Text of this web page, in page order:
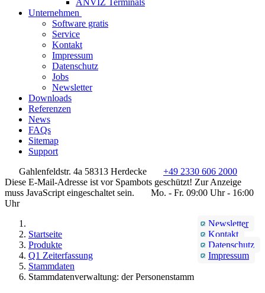
Unternehmen
Software gratis
Service
Kontakt
Impressum
Datenschutz
Jobs
Newsletter
Downloads
Referenzen
News
FAQs
Sitemap
Support
Gahlenfeldstr. 4a 58313 Herdecke
+49 2330 606 2000
Diese E-Mail-Adresse ist vor Spambots geschützt! Zur Anzeige
muss JavaScript eingeschaltet sein.
Mo. - Fr. 09:00 Uhr - 16:00
Uhr
Newsletter
Kontakt
Datenschutz
Impressum
Startseite
Produkte
Q1 Zeiterfassung
Stammdaten
Stammdatenverwaltung: der Personenstamm